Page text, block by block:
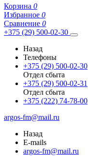
Корзина 0
Избранное 0
Сравнение 0
+375 (29) 500-02-30
Назад
Телефоны
+375 (29) 500-02-30
Отдел сбыта
+375 (29) 500-02-31
Отдел сбыта
+375 (222) 74-78-00
argos-fm@mail.ru
Назад
E-mails
argos-fm@mail.ru